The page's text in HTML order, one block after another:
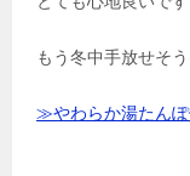
もう冬中手放せそ
≫やわらか湯たん